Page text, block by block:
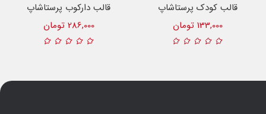
قالب دارکوب پرستاشاپ
286,000 تومان
قالب کودک پرستاشاپ
133,000 تومان